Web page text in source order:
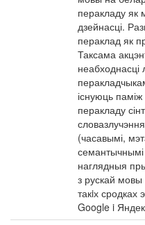
перакладу як
дзейнасці.
пераклад як
Таксама
неабходнасці
існуюць
перакладу
(часавымі,
наглядныя
з рускай
такiх сродках
Google i